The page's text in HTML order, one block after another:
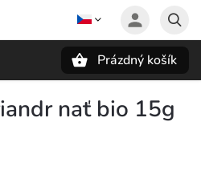
Prázdný košík
nať bio 15g